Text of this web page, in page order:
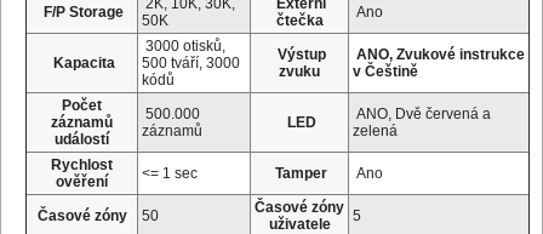
F/P Storage
50K
čtečka
Ano
Kapacita
3000 otisků,
500 tváří, 3000
kódů
Výstup
zvuku
ANO, Zvukové instrukce
v Češtině
Počet
záznamů
událostí
500.000
záznamů
LED
ANO, Dvě červená a
zelená
Rychlost
ověření
<= 1 sec Tamper Ano
Časové zóny 50
Časové zóny
uživatele
5